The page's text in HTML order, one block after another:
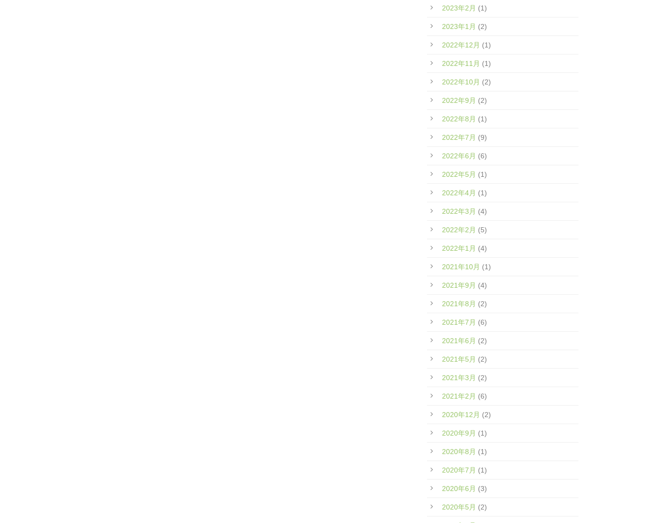
2023年2月 (1)
2023年1月 (2)
2022年12月 (1)
2022年11月 (1)
2022年10月 (2)
2022年9月 (2)
2022年8月 (1)
2022年7月 (9)
2022年6月 (6)
2022年5月 (1)
2022年4月 (1)
2022年3月 (4)
2022年2月 (5)
2022年1月 (4)
2021年10月 (1)
2021年9月 (4)
2021年8月 (2)
2021年7月 (6)
2021年6月 (2)
2021年5月 (2)
2021年3月 (2)
2021年2月 (6)
2020年12月 (2)
2020年9月 (1)
2020年8月 (1)
2020年7月 (1)
2020年6月 (3)
2020年5月 (2)